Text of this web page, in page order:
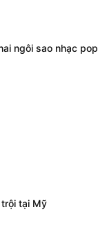
ngôi sao nhạc
tại Mỹ